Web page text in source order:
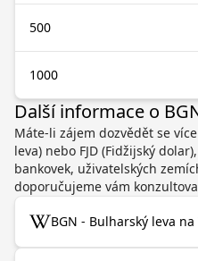
500
1000
Další informace o
Máte-li zájem dozvědět se
leva) nebo FJD (Fidžijský
bankovek, uživatelských
doporučujeme vám
BGN - Bulharský leva